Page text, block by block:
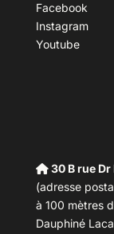
Facebook
Instagram
Youtube
30 B rue Dr
(adresse
à 100 mètres
Dauphiné